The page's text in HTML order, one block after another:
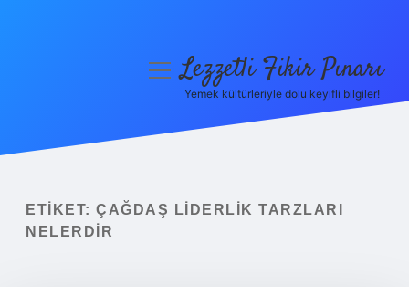
Yasal Uyarı
menüyüLezzetli Fikir Pınarı
Yemek kültürleriyle dolu keyifli bilgiler!
ETIKET: ÇAĞDAŞ LIDERLIK TARZLARI
NELERDIR